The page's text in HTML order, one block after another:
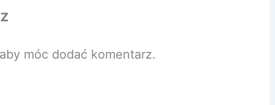
móc dodać komentarz.